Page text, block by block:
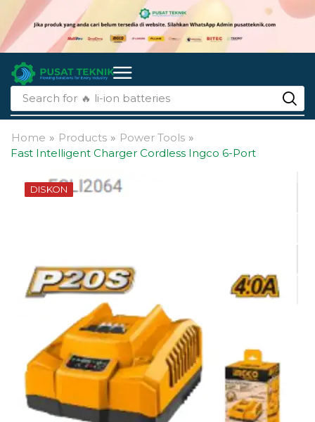
Search for 🔥 li-ion batteries
Home » Products » Power Tools »
Fast Intelligent Charger Cordless Ingco 6-Port
DISKON